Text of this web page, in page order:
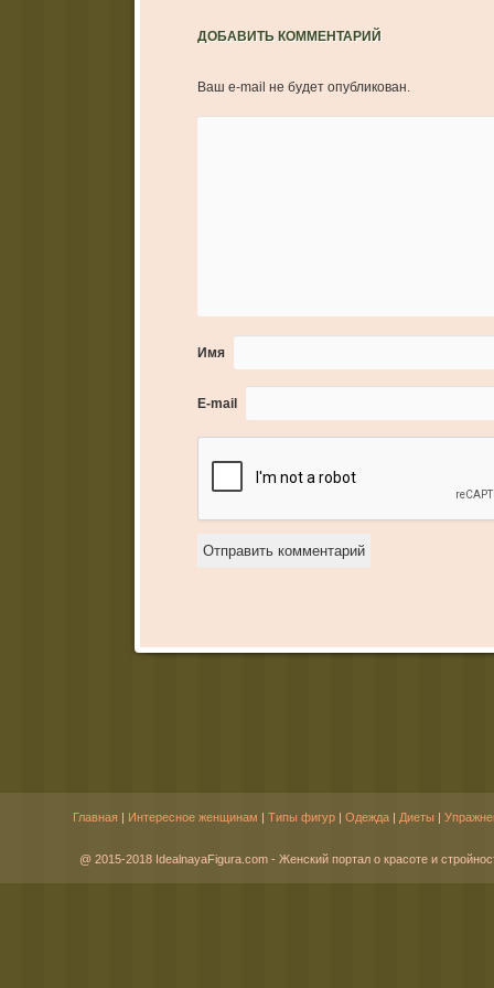
ДОБАВИТЬ КОММЕНТАРИЙ
Ваш e-mail не будет опубликован.
Имя
E-mail
Главная Интересное женщинам Типы фигур Одежда Диеты
@ 2015-2018 IdealnayaFigura.com - Женский портал о красоте и